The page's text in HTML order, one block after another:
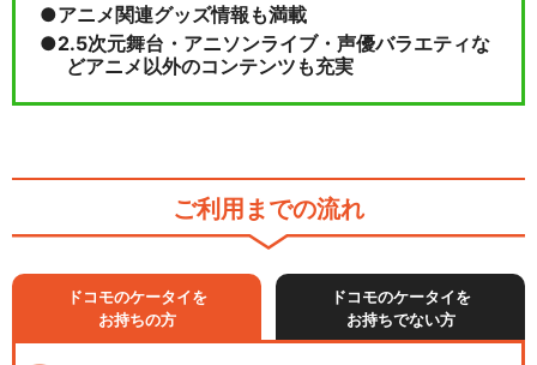
アニメ関連グッズ情報も満載
2.5次元舞台・アニソンライブ・声優バラエティな
どアニメ以外のコンテンツも充実
ご利用までの流れ
ドコモのケータイを
お持ちの方
ドコモのケータイを
お持ちでない方